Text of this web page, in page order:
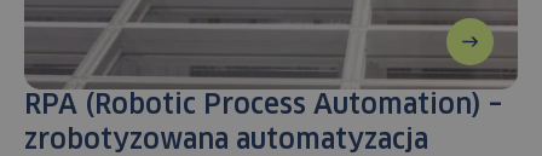
RPA (Robotic Process Automation) –
zrobotyzowana automatyzacja